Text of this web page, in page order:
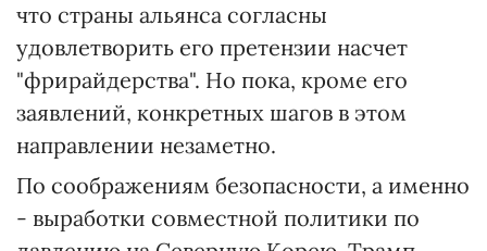
что страны альянса согласны
удовлетворить его претензии насчет
"фрирайдерства". Но пока, кроме его
заявлений, конкретных шагов в этом
направлении незаметно.
По соображениям безопасности, а именно
- выработки совместной политики по